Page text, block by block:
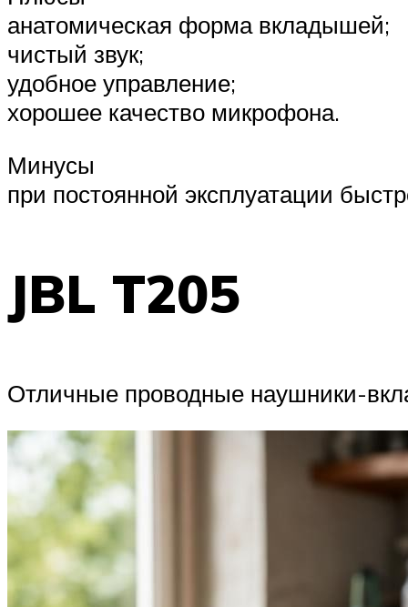
анатомическая форма вкладышей;
чистый звук;
удобное управление;
хорошее качество микрофона.
Минусы
при постоянной эксплуатации
JBL T205
Отличные проводные наушники-